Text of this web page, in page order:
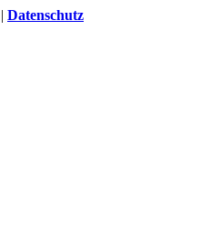
| Datenschutz